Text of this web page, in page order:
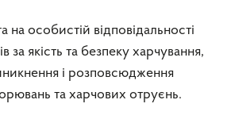
на особистій відповідальності
за якість та безпеку харчування,
і розповсюдження
та харчових отруєнь.